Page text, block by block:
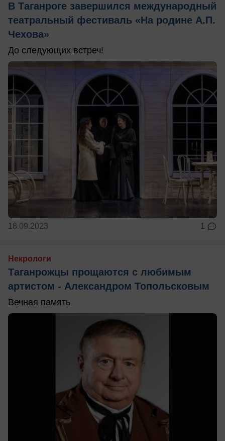
В Таганроге завершился международный
театральный фестиваль «На родине А.П.
Чехова»
До следующих встреч!
18.09.2023 1
Некрологи
Таганрожцы прощаются с любимым
артистом - Александром Топольсковым
Вечная память